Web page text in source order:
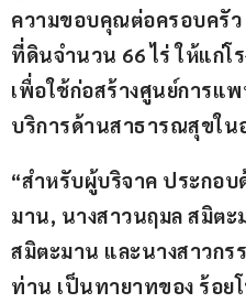
ความขอบคุณต่อครอบครัว
ที่ดินจำนวน 66 ไร่ ให้แก่โ
เพื่อใช้ก่อสร้างศูนย์การแ
บริการด้านสาธารณสุขใน
“สำหรับผู้บริจาค ประกอ
มาน, นางสาวนฤมล สมิตะ
สมิตะมาน และนางสาวกร
ท่าน เป็นทายาทของ ร้อย